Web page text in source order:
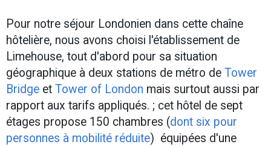
Pour notre séjour Londonien dans cette chaîne
hôtelière, nous avons choisi l'établissement de
Limehouse, tout d'abord pour sa situation
géographique à deux stations de métro de Tower
Bridge et Tower of London mais surtout aussi par
rapport aux tarifs appliqués. ; cet hôtel de sept
étages propose 150 chambres (dont six pour
personnes à mobilité réduite) équipées d'une